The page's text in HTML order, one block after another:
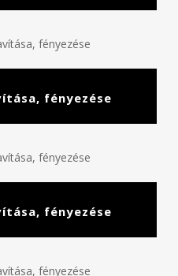
fényezése
fényezése